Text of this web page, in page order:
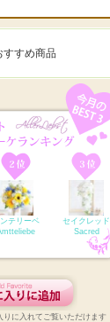
すすめ商品
テリーベ
セイクレッド
Sacred
りに入れてご覧いただけます